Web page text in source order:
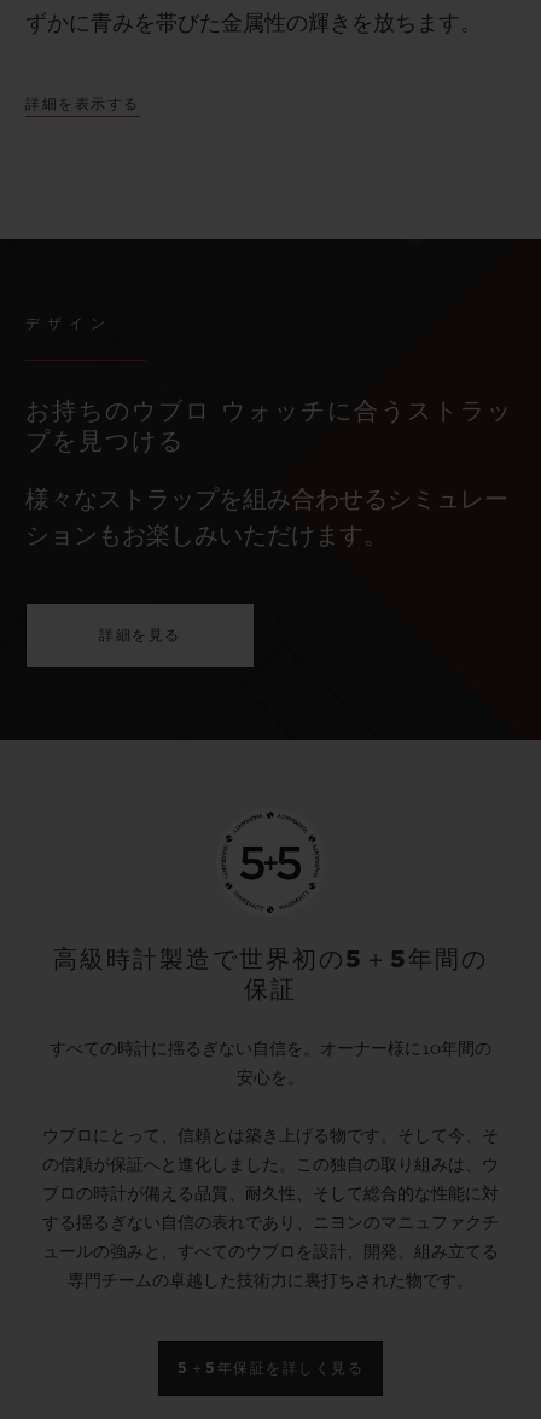
ずかに青みを帯びた金属性の輝きを放ちます。
詳細を表示する
デザイン
お持ちのウブロ ウォッチに合うストラッ
プを見つける
様々なストラップを組み合わせるシミュレー
ションもお楽しみいただけます。
詳細を見る
高級時計製造で世界初の5＋5年間の
保証
すべての時計に揺るぎない自信を。オーナー様に10年間の
安心を。
ウブロにとって、信頼とは築き上げる物です。そして今、そ
の信頼が保証へと進化しました。この独自の取り組みは、ウ
ブロの時計が備える品質、耐久性、そして総合的な性能に対
する揺るぎない自信の表れであり、ニヨンのマニュファクチ
ュールの強みと、すべてのウブロを設計、開発、組み立てる
専門チームの卓越した技術力に裏打ちされた物です。
5＋5年保証を詳しく見る